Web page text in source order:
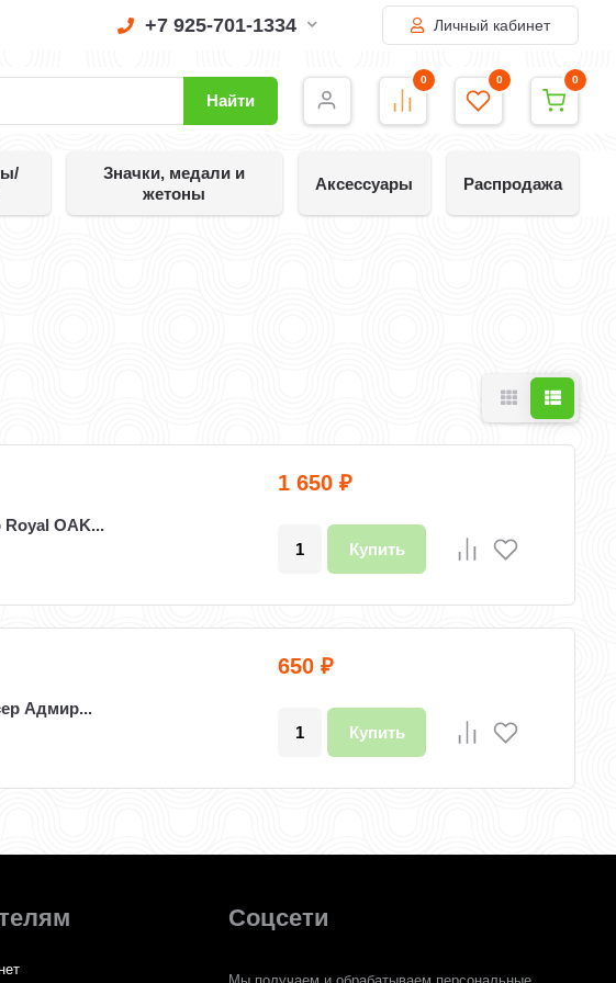
+7 925-701-1334 Личный кабинет
Найти
0 0 0
Значки, медали и
жетоны
Аксессуары Распродажа
OAK...
1 650₽
Купить
Адмир...
650₽
Купить
Соцсети